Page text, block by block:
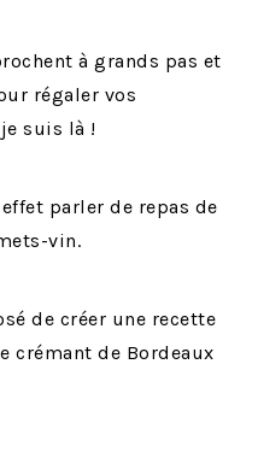
à grands pas et
régaler vos
suis là !
parler de repas de
vin.
de créer une recette
crémant de Bordeaux